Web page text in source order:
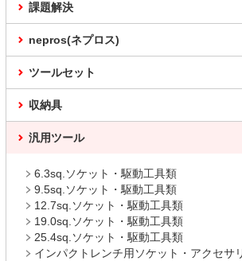
課題解決
nepros(ネプロス)
ツールセット
収納具
汎用ツール
6.3sq.ソケット・駆動工具類
9.5sq.ソケット・駆動工具類
12.7sq.ソケット・駆動工具類
19.0sq.ソケット・駆動工具類
25.4sq.ソケット・駆動工具類
インパクトレンチ用ソケット・アクセサ